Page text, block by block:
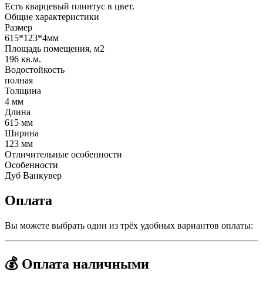
Есть кварцевый плинтус в цвет.
Общие характеристики
Размер
615*123*4мм
Площадь помещения, м2
196 кв.м.
Водостойкость
полная
Толщина
4 мм
Длина
615 мм
Ширина
123 мм
Отличительные особенности
Особенности
Дуб Ванкувер
Оплата
Вы можете выбрать один из трёх удобных вариантов оплаты:
💰 Оплата наличными